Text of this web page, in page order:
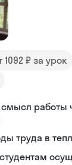
1092 ₽ за урок
работы
труда в